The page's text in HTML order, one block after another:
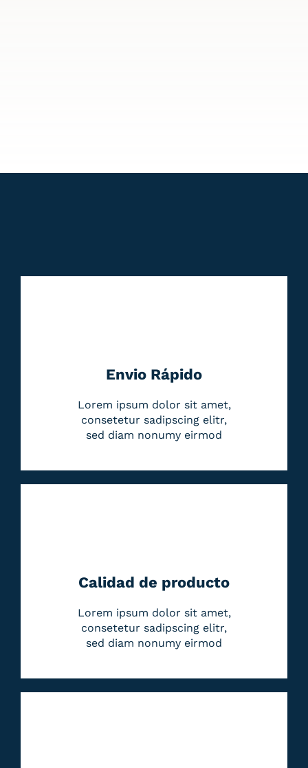
Envio Rápido
Lorem ipsum dolor sit amet,
consetetur sadipscing elitr,
sed diam nonumy eirmod
Calidad de producto
Lorem ipsum dolor sit amet,
consetetur sadipscing elitr,
sed diam nonumy eirmod